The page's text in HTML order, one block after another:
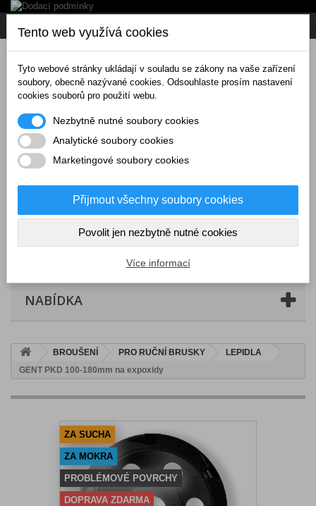
Košík (prázdný)
NABÍDKA
BROUŠENÍ PRO RUČNÍ BRUSKY
LEPIDLA
GENT PKD 100-180mm na expoxidy
ZA SUCHA
ZA MOKRA
PROBLÉMOVÉ POVRCHY
DOPRAVA ZDARMA
Tento web využívá cookies
Tyto webové stránky ukládají v souladu se zákony na vaše zařízení
soubory, obecně nazývané cookies. Odsouhlaste prosím nastavení
cookies souborů pro použití webu.
Nezbytně nutné soubory cookies
Analytické soubory cookies
Marketingové soubory cookies
Přijmout všechny soubory cookies
Povolit jen nezbytně nutné cookies
Více informací